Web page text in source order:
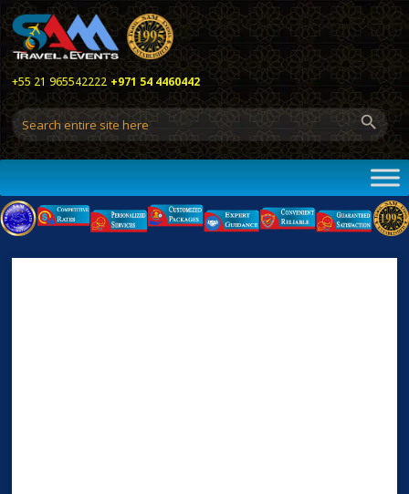
+55 21 965542222 +971 54 4460442